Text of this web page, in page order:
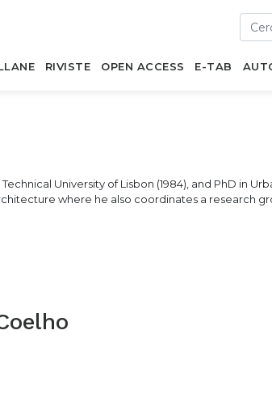
RIVISTE OPEN ACCESS E-TAB
University of Lisbon (1984), and PhD in
where he also coordinates a research